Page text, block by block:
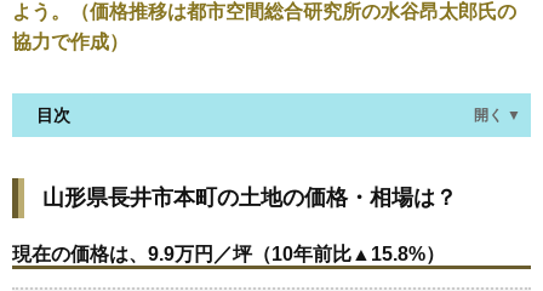
よう。（価格推移は都市空間総合研究所の水谷昂太郎氏の
協力で作成）
目次 開く ▼
現在の価格は、9.9万円／坪（10年前比▲15.8%）
価格を詳細に分析しよう
山形県長井市本町の土地の価格・相場は？
現在の価格は、9.9万円／坪（10年前比▲15.8%）